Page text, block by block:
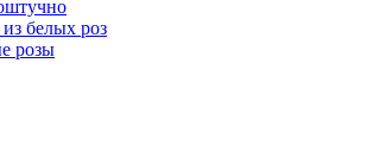
белых роз
розы